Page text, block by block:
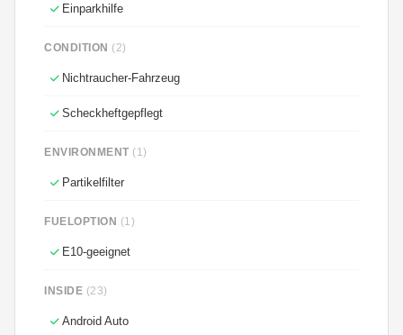
Einparkhilfe
CONDITION (2)
Nichtraucher-Fahrzeug
Scheckheftgepflegt
ENVIRONMENT (1)
Partikelfilter
FUELOPTION (1)
E10-geeignet
INSIDE (23)
Android Auto